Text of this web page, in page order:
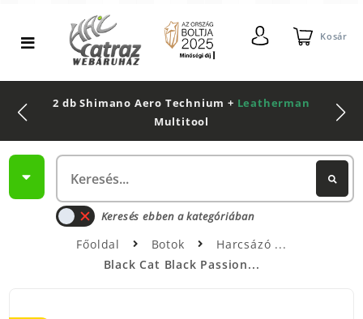
Kosár
2 db Shimano Aero Technium + Leatherman
Multitool
Keresés ebben a kategóriában
Főoldal Botok
Harcsázó
Black Cat Black Passion...